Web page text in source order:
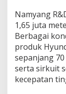
Namyang
1,65 juta
Berbagai
produk
sepanjang
serta sirkuit
kecepatan